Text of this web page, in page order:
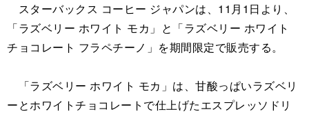
スターバックス コーヒー ジャパンは、11月1日より、
「ラズベリー ホワイト モカ」と「ラズベリー ホワイト
チョコレート フラペチーノ」を期間限定で販売する。
「ラズベリー ホワイト モカ」は、甘酸っぱいラズベリ
ーとホワイトチョコレートで仕上げたエスプレッソドリ